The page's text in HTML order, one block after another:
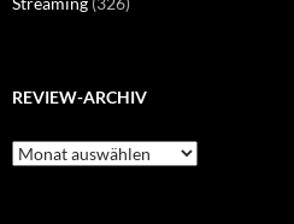
REVIEW-ARCHIV
Review-
Archiv